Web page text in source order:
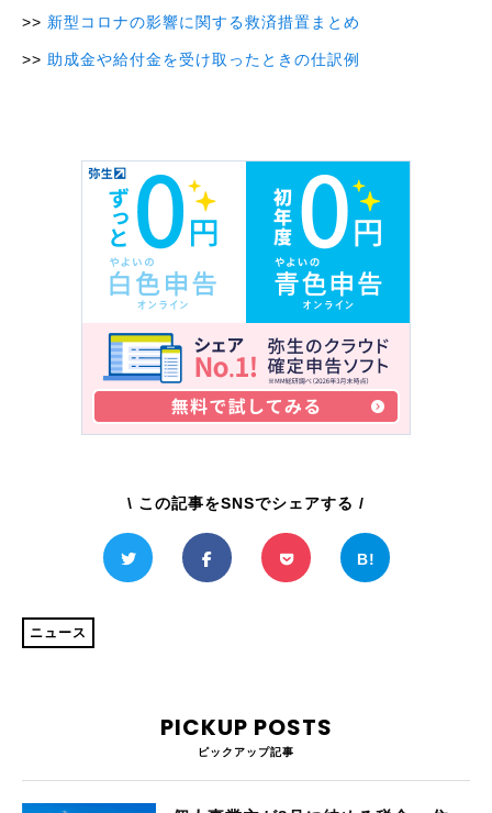
新型コロナの影響に関する救済措置まとめ
助成金や給付金を受け取ったときの仕訳例
\ この記事をSNSでシェアする /
ニュース
PICKUP POSTS
ピックアップ記事